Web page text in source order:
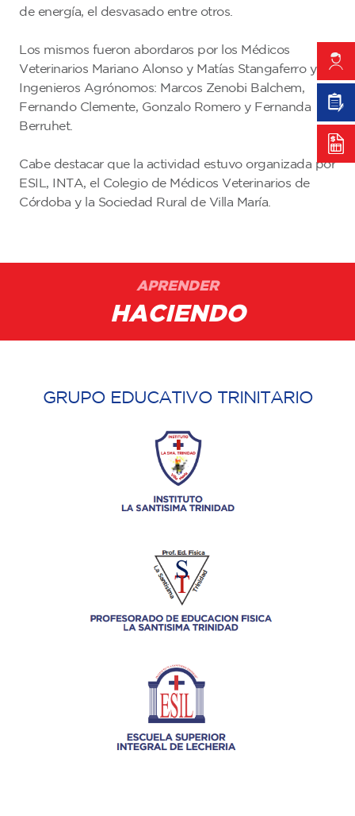
de energía, el desvasado entre otros.
Los mismos fueron abordaros por los Médicos
Veterinarios Mariano Alonso y Matías Stangaferro y los
Ingenieros Agrónomos: Marcos Zenobi Balchem,
Fernando Clemente, Gonzalo Romero y Fernanda
Berruhet.
Cabe destacar que la actividad estuvo organizada por
ESIL, INTA, el Colegio de Médicos Veterinarios de
Córdoba y la Sociedad Rural de Villa María.
APRENDER
HACIENDO
GRUPO EDUCATIVO TRINITARIO